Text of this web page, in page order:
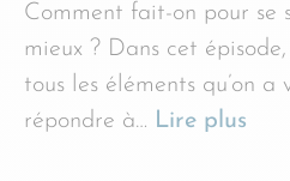
Comment fait-on pour se
mieux ? Dans cet
tous les éléments qu’on a
répondre à… Lire plus